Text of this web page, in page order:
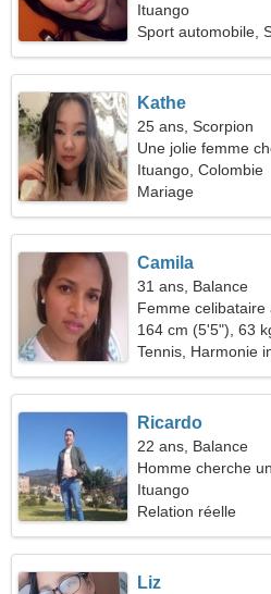
Ituango
Sport automobile,
Kathe
25 ans, Scorpion
Une jolie femme
Ituango, Colombie
Mariage
Camila
31 ans, Balance
Femme
164 cm (5'5"), 63
Tennis, Harmonie
Ricardo
22 ans, Balance
Homme cherche
Ituango
Relation réelle
Liz